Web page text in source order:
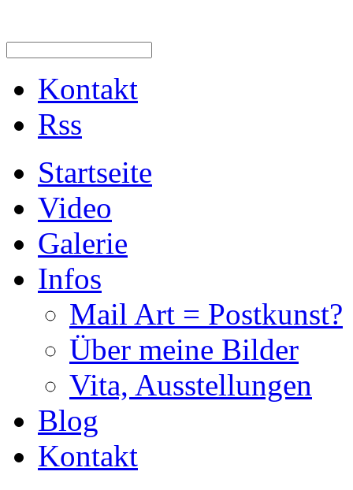
Kontakt
Rss
Startseite
Video
Galerie
Infos
Mail Art = Postkunst?
Über meine Bilder
Vita, Ausstellungen
Blog
Kontakt